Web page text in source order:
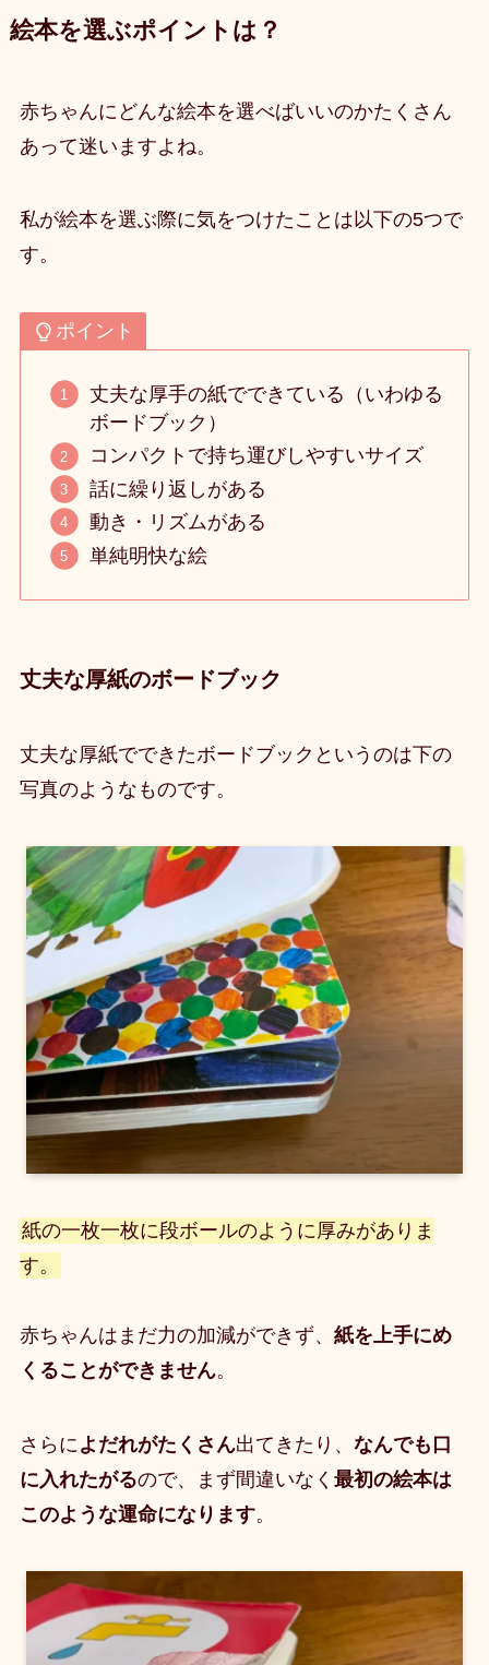
絵本を選ぶポイントは？
赤ちゃんにどんな絵本を選べばいいのかたくさん
あって迷いますよね。
私が絵本を選ぶ際に気をつけたことは以下の5つで
す。
ポイント
丈夫な厚手の紙でできている（いわゆる
ボードブック）
コンパクトで持ち運びしやすいサイズ
話に繰り返しがある
動き・リズムがある
単純明快な絵
丈夫な厚紙のボードブック
丈夫な厚紙でできたボードブックというのは下の
写真のようなものです。
紙の一枚一枚に段ボールのように厚みがありま
す。
赤ちゃんはまだ力の加減ができず、 紙を上手にめ
くることができません。
さらに よだれがたくさん出てきたり、 なんでも口
に入れたがるので、まず間違いなく 最初の絵本は
このような運命になります。